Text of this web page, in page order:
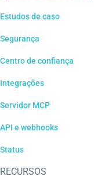
Estudos de caso
Segurança
Centro de confiança
Integrações
Servidor MCP
API e webhooks
Status
RECURSOS